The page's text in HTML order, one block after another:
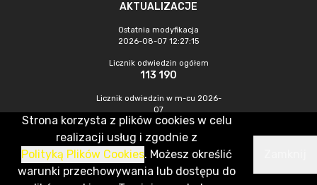
AKTUALIZACJE
Ostatnia modyfikacja
2026-08-07 12:27:15
Licznik odwiedzin ogółem
113 190
Licznik odwiedzin w m-cu 2026-
07
520
CMS & Hosting: Nefeni Sp. z o.o.
Strona korzysta z plików cookies w celu
realizacji usług i zgodnie z
Polityką Plików Cookies. Możesz określić
warunki przechowywania lub dostępu do